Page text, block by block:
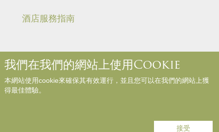
酒店服務指南
網站地圖
我們在我們的網站上使用Cookie
本網站使用cookie來確保其有效運行，並且您可以在我們的網站上獲
得最佳體驗。
接受